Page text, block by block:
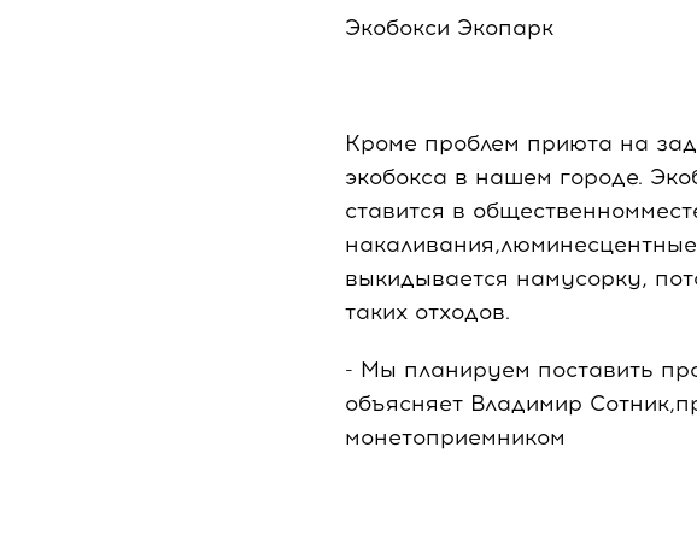
Экобокси Экопарк
Кроме проблем приюта на
экобокса в нашем городе.
ставится в
выкидывается намусорку,
таких отходов.
- Мы планируем поставить
объясняет Владимир
монетоприемником